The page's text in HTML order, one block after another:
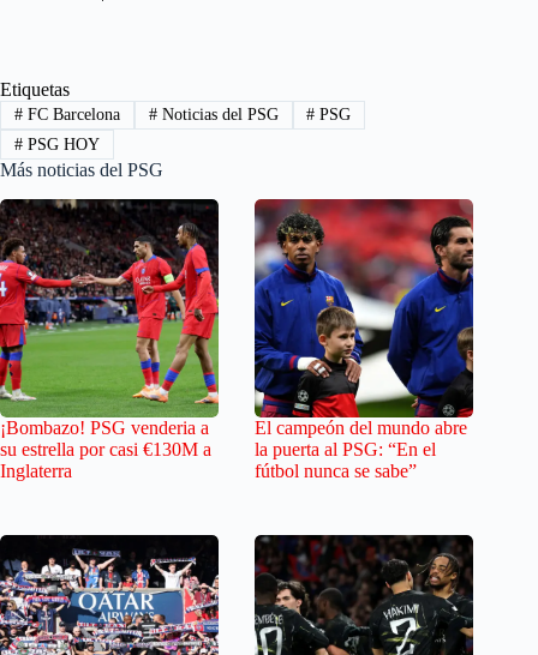
Etiquetas
#FC Barcelona #Noticias del PSG # PSG
#PSG HOY
Más noticias del PSG
¡Bombazo! PSG venderia a
su estrella por casi €130M a
Inglaterra
El campeón del mundo abre
la puerta al PSG: “En el
fútbol nunca se sabe”